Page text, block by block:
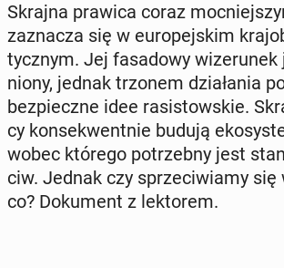
Skrajna prawica coraz
za­zna­cza się w eu­ro­pej­skim
tycz­nym. Jej fa­sa­do­wy
nio­ny, jednak trzonem dzia­ła­nia
bez­piecz­ne idee ra­si­stow­skie.
cy kon­se­kwent­nie budują
wobec którego po­trzeb­ny jest
ciw. Jednak czy sprze­ci­wia­my
co? Do­ku­ment z lek­to­rem.